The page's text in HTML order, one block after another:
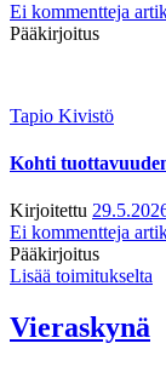
Ei kommentteja
Pääkirjoitus
Tapio Kivistö
Kohti
Kirjoitettu
Ei kommentteja
Pääkirjoitus
Lisää toimitukselta
Vieraskynä